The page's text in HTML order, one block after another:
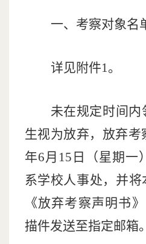
一、考察对象名
详见附件1。
未在规定时间
生视为放弃，放弃考
年6月 15 日（星期 一）
系学校人事处，并
《放弃考察声明书
描件发送至指定邮箱。